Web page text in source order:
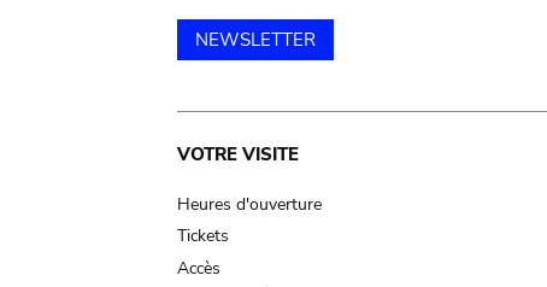
NEWSLETTER
Main
navigation
VOTRE VISITE
Heures d'ouverture
Tickets
Accès